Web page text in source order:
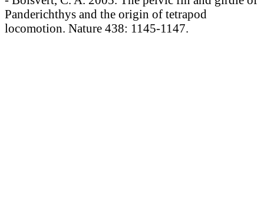
Panderichthys and the origin of tetrapod
locomotion. Nature 438: 1145-1147.